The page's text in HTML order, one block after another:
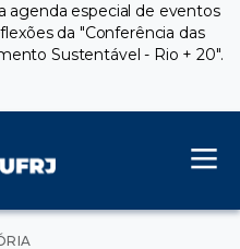
agenda especial de eventos
da "Conferência das
Sustentável - Rio + 20".